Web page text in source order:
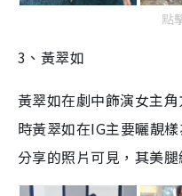
點
3、黃翠如
黃翠如在劇中飾演女主
時黃翠如在IG主要曬靚
分享的照片可見，其美